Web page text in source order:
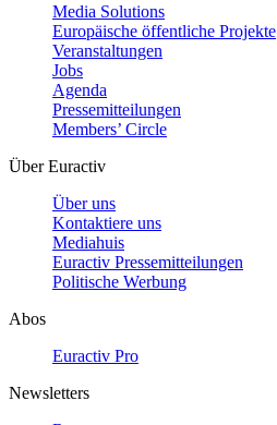
Media Solutions
Europäische öffentliche Projekte
Veranstaltungen
Jobs
Agenda
Pressemitteilungen
Members’ Circle
Über Euractiv
Über uns
Kontaktiere uns
Mediahuis
Euractiv Pressemitteilungen
Politische Werbung
Abos
Euractiv Pro
Newsletters